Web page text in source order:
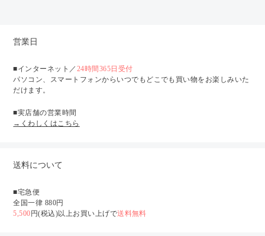
営業日
■インターネット／ 24時間365日受付
パソコン、スマートフォンからいつでもどこでも買い物をお楽しみいた
だけます。
■実店舗の営業時間
→くわしくはこちら
送料について
■宅急便
全国一律 880円
5,500 円(税込)以上お買い上げで送料無料